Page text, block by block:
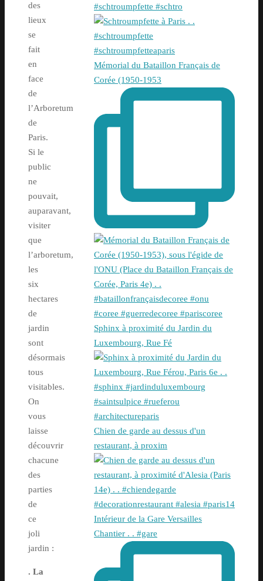
des
lieux
se
fait
en
face
de
l’Arboretum
de
Paris.
Si le
public
ne
pouvait,
auparavant,
visiter
que
l’arboretum,
les
six
hectares
de
jardin
sont
désormais
tous
visitables.
On
vous
laisse
découvrir
chacune
des
parties
de
ce
joli
jardin :
. La
#schtroumpfette #schtro
Mémorial du Bataillon Français de
Corée (1950-1953
Sphinx à proximité du Jardin du
Luxembourg, Rue Fé
Chien de garde au dessus d'un
restaurant, à proxim
Intérieur de la Gare Versailles
Chantier . . #gare